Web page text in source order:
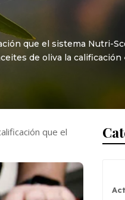
que el sistema Nutri-
de oliva la calificación
que el